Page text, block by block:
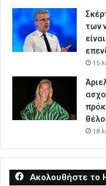
των
15
18
Ακολουθήστε το